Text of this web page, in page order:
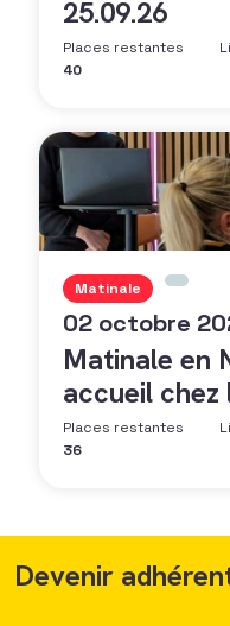
25.09.26
Places restantes
40
Matinale
02 octobre
Matinale en
accueil chez
Places restantes
36
Devenir